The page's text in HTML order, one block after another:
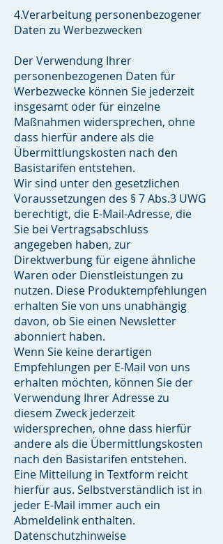
4.Verarbeitung personenbezogener
Daten zu Werbezwecken
Der Verwendung Ihrer
personenbezogenen Daten für
Werbezwecke können Sie jederzeit
insgesamt oder für einzelne
Maßnahmen widersprechen, ohne
dass hierfür andere als die
Übermittlungskosten nach den
Basistarifen entstehen.
Wir sind unter den gesetzlichen
Voraussetzungen des § 7 Abs.3 UWG
berechtigt, die E-Mail-Adresse, die
Sie bei Vertragsabschluss
angegeben haben, zur
Direktwerbung für eigene ähnliche
Waren oder Dienstleistungen zu
nutzen. Diese Produktempfehlungen
erhalten Sie von uns unabhängig
davon, ob Sie einen Newsletter
abonniert haben.
Wenn Sie keine derartigen
Empfehlungen per E-Mail von uns
erhalten möchten, können Sie der
Verwendung Ihrer Adresse zu
diesem Zweck jederzeit
widersprechen, ohne dass hierfür
andere als die Übermittlungskosten
nach den Basistarifen entstehen.
Eine Mitteilung in Textform reicht
hierfür aus. Selbstverständlich ist in
jeder E-Mail immer auch ein
Abmeldelink enthalten.
Datenschutzhinweise